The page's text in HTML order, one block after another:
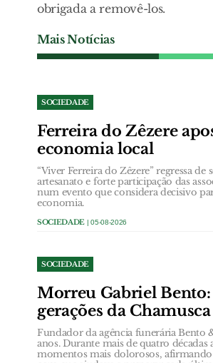
obrigada a removê-los.
Mais Notícias
SOCIEDADE
Ferreira do Zêzere
economia local
“Viver Ferreira do Zêzere” regressa
artesanato e forte participação das
num evento que considera decisivo
economia.
SOCIEDADE | 05-08-2026
SOCIEDADE
Morreu Gabriel
gerações da
Fundador da agência funerária Bento
anos. Durante mais de quatro
momentos mais dolorosos,